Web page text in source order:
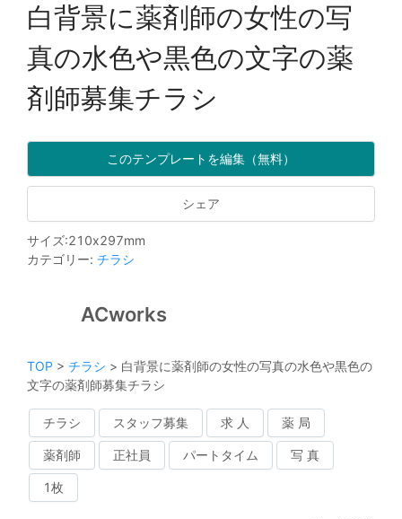
白背景に薬剤師の女性の写
真の水色や黒色の文字の薬
剤師募集チラシ
このテンプレートを編集（無料）
シェア
サイズ:210x297mm
カテゴリー: チラシ
ACworks
TOP > チラシ > 白背景に薬剤師の女性の写真の水色や黒色の
文字の薬剤師募集チラシ
チラシ スタッフ募集 求 人 薬 局
薬剤師 正社員 パートタイム 写 真
1枚